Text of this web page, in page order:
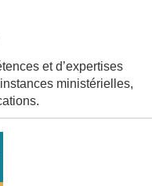
et d’expertises
ministérielles,